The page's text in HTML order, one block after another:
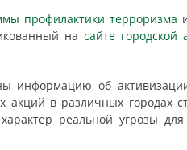
профилактики терроризма
на сайте городской
информацию об
акций в различных городах
реальной угрозы